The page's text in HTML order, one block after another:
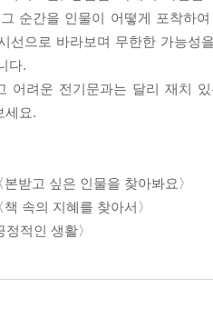
순간을 인물이 어떻게 포착하
선으로 바라보며 무한한 가능성
다.
어려운 전기문과는 달리 재치
세요.
받고 싶은 인물을 찾아봐요〉
속의 지혜를 찾아서〉
적인 생활〉